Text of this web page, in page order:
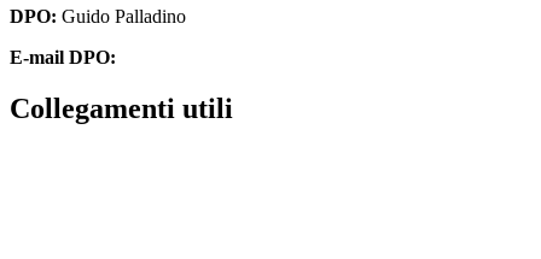
DPO: Guido Palladino
E-mail DPO:
collegamenti utili